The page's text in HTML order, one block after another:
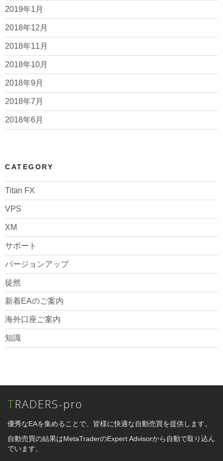
2019年1月
2018年12月
2018年11月
2018年10月
2018年9月
2018年7月
2018年6月
CATEGORY
Titan FX
VPS
XM
サポート
バージョンアップ
徒然
新着EAのご案内
海外口座ご案内
知識
TRADERS-pro
優秀なEAを集めることで、皆様に快適な自動売買を提供します。
自動売買の結果はMetaTraderのExpert Advisorから自動で取り込ん
でいます。